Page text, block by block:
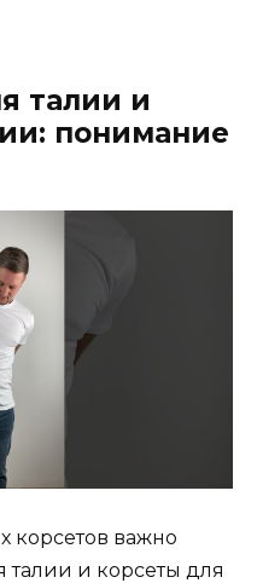
талии и
понимание
корсетов важно
талии и корсеты для